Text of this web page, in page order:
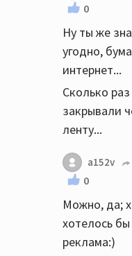
0
Ну ты же
угодно,
интернет...
Сколько
закрывали
ленту...
a152v
0
Можно, да;
хотелось
реклама:)